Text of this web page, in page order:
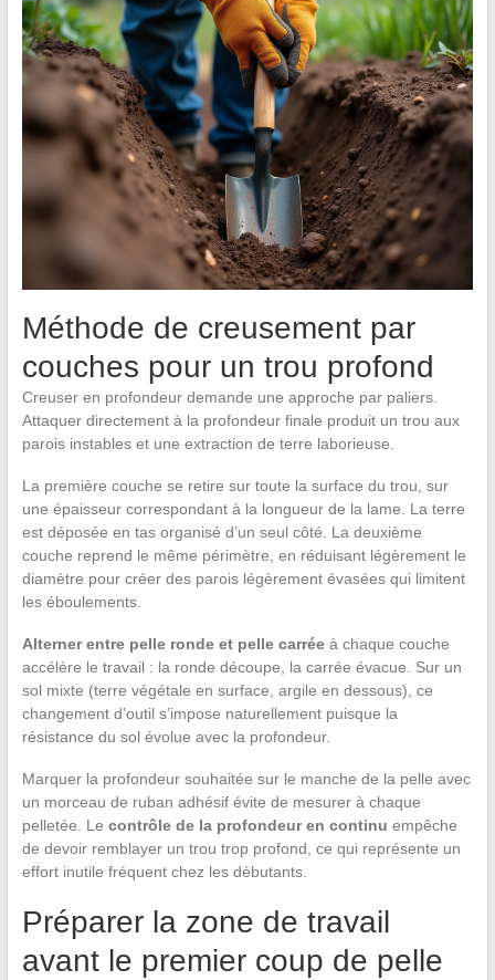
Méthode de creusement par
couches pour un trou profond
Creuser en profondeur demande une approche par paliers.
Attaquer directement à la profondeur finale produit un trou aux
parois instables et une extraction de terre laborieuse.
La première couche se retire sur toute la surface du trou, sur
une épaisseur correspondant à la longueur de la lame. La terre
est déposée en tas organisé d’un seul côté. La deuxième
couche reprend le même périmètre, en réduisant légèrement le
diamètre pour créer des parois légèrement évasées qui limitent
les éboulements.
Alterner entre pelle ronde et pelle carréeà chaque couche
accélère le travail : la ronde découpe, la carrée évacue. Sur un
sol mixte (terre végétale en surface, argile en dessous), ce
changement d’outil s’impose naturellement puisque la
résistance du sol évolue avec la profondeur.
Marquer la profondeur souhaitée sur le manche de la pelle avec
un morceau de ruban adhésif évite de mesurer à chaque
pelletée. Le contrôle de la profondeur en continu empêche
de devoir remblayer un trou trop profond, ce qui représente un
effort inutile fréquent chez les débutants.
Préparer la zone de travail
avant le premier coup de pelle